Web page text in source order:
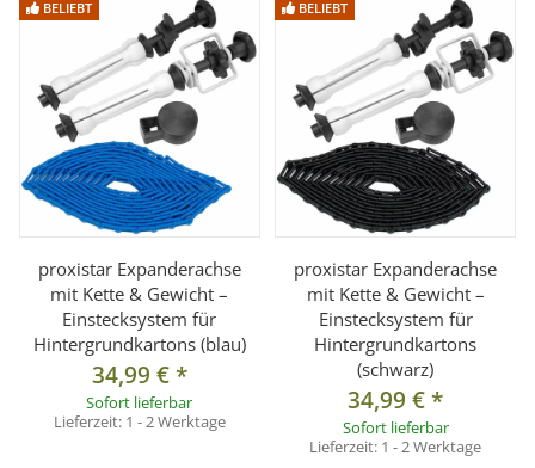
Auf- und Abrollen.
Hohe Belastbarkeit:Trägt bis zu 8 kg – ideal für große
Hintergrundrollen.
Kompakte Größe:
Platzsparend & einfach zu
transportieren.
Stabile Klemmhalterung:
Für Stangendurchmesser bis
ca. 3,5 cm.
Ideal für folgende Anwendungen
Sichere Befestigung von Hintergrundkartons
Erweiterung bestehender Hintergrundsysteme
Mobile & flexible Studio-Setups
BELIEBT
proxistar Expanderachse
mit Kette & Gewicht –
Einstecksystem für
Hintergrundkartons (blau)
34,99 €*
Sofort lieferbar
Lieferzeit: 1 - 2 Werktage
BELIEBT
proxistar Expanderachse
mit Kette & Gewicht –
Einstecksystem für
Hintergrundkartons
(schwarz)
34,99 €*
Sofort lieferbar
Lieferzeit: 1 - 2 Werktage